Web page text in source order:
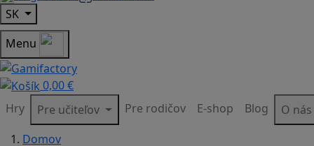
SK
Menu
0,00 €
Hry
Pre učiteľov Pre rodičov E-shop Blog
O nás
Domov